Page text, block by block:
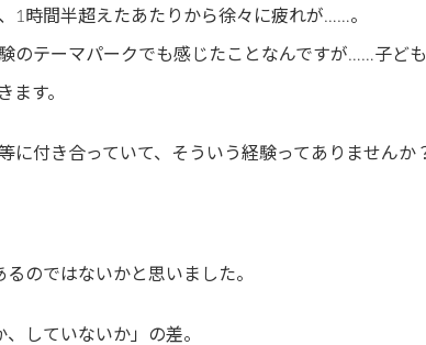
1時間半超えたあたりから徐々に疲れが……。
のテーマパークでも感じたことなんですが……子ど
ます。
に付き合っていて、そういう経験ってありませんか
のではないかと思いました。
していないか」の差。